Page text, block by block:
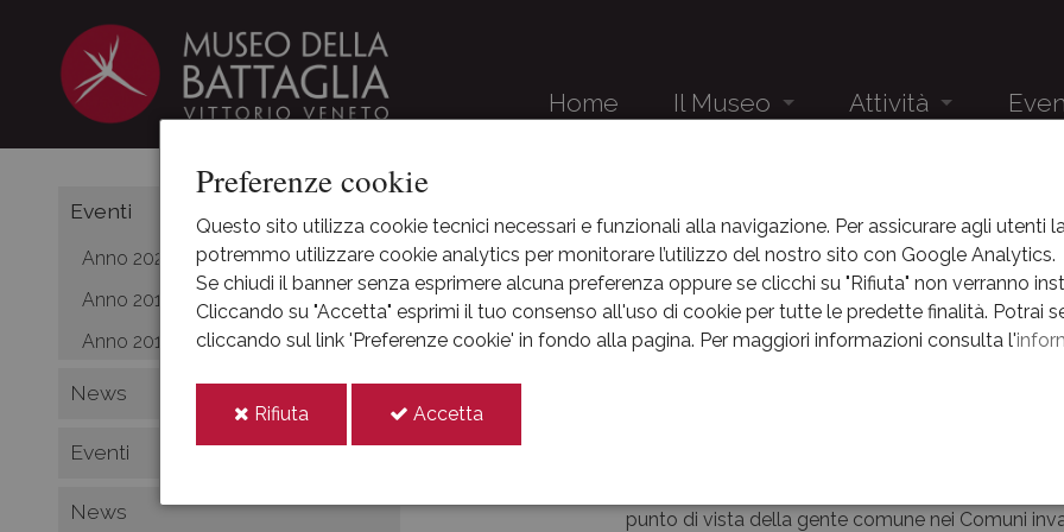
Preferenze cookie
Questo sito utilizza cookie tecnici necessari e funzionali alla navigazione. Per assicurare agli utenti
potremmo utilizzare cookie analytics per monitorare l’utilizzo del nostro sito con Google Analytics.
Se chiudi il banner senza esprimere alcuna preferenza oppure se clicchi su "Rifiuta" non verranno
Cliccando su "Accetta" esprimi il tuo consenso all'uso di cookie per tutte le predette finalità. Potrai
cliccando sul link 'Preferenze cookie' in fondo alla pagina. Per maggiori informazioni consulta l'
Rifiuta Accetta
Home Il Museo
Il complesso museale
Percorsi
Attività
Eventi
News
Eventi
Anno 2021
Anno 2019
Anno 2018
News
Eventi
News
Caporetto
2017
ott
27
Conferenza
Le interpretazioni su Caporetto ci avviano alle
dovranno fare nel 2018. Disfatta o risultato
punto di vista della gente comune nei Comuni